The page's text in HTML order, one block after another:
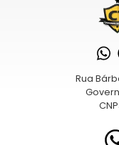
Rua